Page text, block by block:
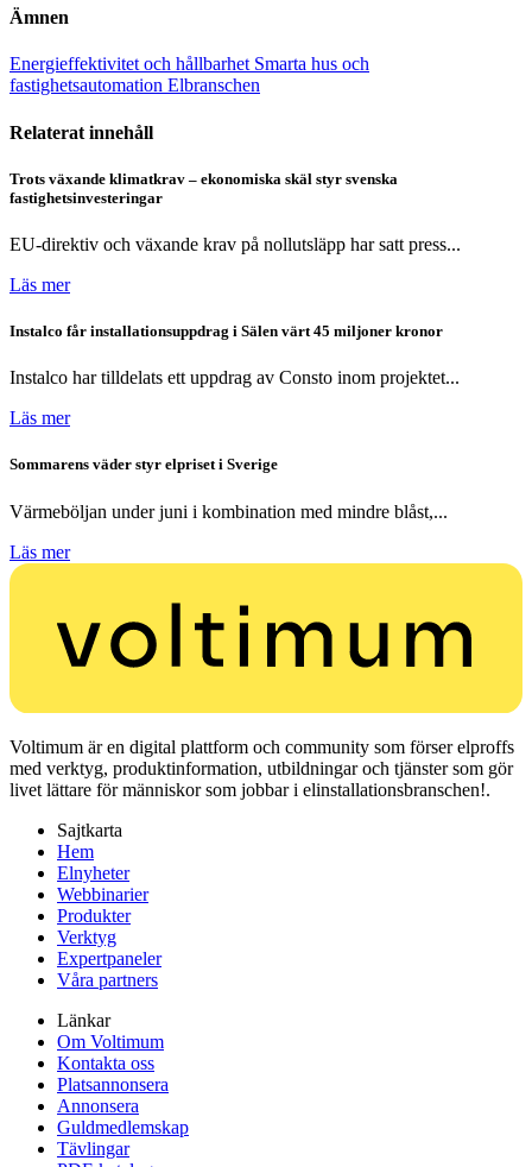
Ämnen
Energieffektivitet och hållbarhet Smarta hus och
fastighetsautomation Elbranschen
Relaterat innehåll
Trots växande klimatkrav – ekonomiska skäl styr svenska
fastighetsinvesteringar
EU-direktiv och växande krav på nollutsläpp har satt press...
Läs mer
Instalco får installationsuppdrag i Sälen värt 45 miljoner kronor
Instalco har tilldelats ett uppdrag av Consto inom projektet...
Läs mer
Sommarens väder styr elpriset i Sverige
Värmeböljan under juni i kombination med mindre blåst,...
Läs mer
Voltimum är en digital plattform och community som förser elproffs
med verktyg, produktinformation, utbildningar och tjänster som gör
livet lättare för människor som jobbar i elinstallationsbranschen!.
Sajtkarta
Hem
Elnyheter
Webbinarier
Produkter
Verktyg
Expertpaneler
Våra partners
Länkar
Om Voltimum
Kontakta oss
Platsannonsera
Annonsera
Guldmedlemskap
Tävlingar